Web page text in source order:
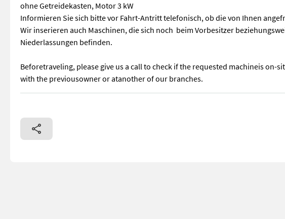
ohne Getreidekasten, Motor 3 kW
Informieren Sie sich bitte vor Fahrt-Antritt telefonisch, ob die von Ihnen
Wir inserieren auch Maschinen, die sich noch beim Vorbesitzer
Niederlassungen befinden.
Beforetraveling, please give us a call to check if the requested machineis on-
with the previousowner or atanother of our branches.
ohne Getreidekasten, Motor 3 kW Informieren Sie sich bitte vor Fahrt-Antritt